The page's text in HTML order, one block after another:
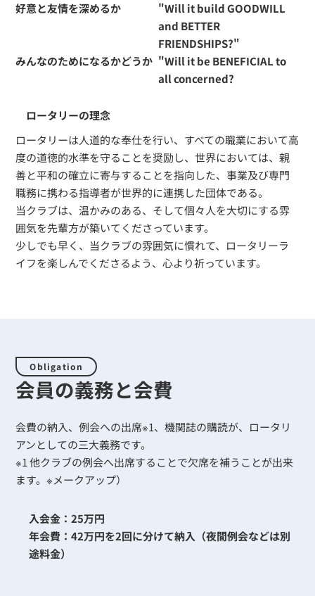
好意と友情を深めるか
"Will it build GOODWILL
and BETTER
FRIENDSHIPS?"
みんなのためになるかどうか "Will it be BENEFICIAL to
all concerned?
ロータリーの理念
ロータリーは人道的な奉仕を行い、すべての職業において高
度の道徳的水準を守ることを奨励し、世界においては、親
善と平和の確立に寄与することを指向した、事業及び専門
職務に携わる指導者が世界的に連携した団体である。
当クラブは、温かみのある、そして個々人を大切にする雰
囲気を先輩方が築いてくださっています。
少しでも早く、当クラブの雰囲気に慣れて、ロータリーラ
イフを楽しんでくださるよう、心より祈っています。
Obligation
会員の義務と会費
会費の納入、例会への出席※1、機関誌の購読が、ロータリ
アンとしての三大義務です。
※1 他クラブの例会へ出席することで欠席を補うことが出来
ます。※メークアップ）
入会金：25万円
年会費：42万円を2回に分けて納入（夜間例会などは別
途料金）